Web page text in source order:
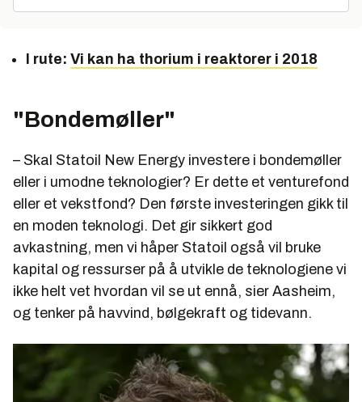
I rute: Vi kan ha thorium i reaktorer i 2018
"Bondemøller"
– Skal Statoil New Energy investere i bondemøller
eller i umodne teknologier? Er dette et venturefond
eller et vekstfond? Den første investeringen gikk til
en moden teknologi. Det gir sikkert god
avkastning, men vi håper Statoil også vil bruke
kapital og ressurser på å utvikle de teknologiene vi
ikke helt vet hvordan vil se ut ennå, sier Aasheim,
og tenker på havvind, bølgekraft og tidevann.